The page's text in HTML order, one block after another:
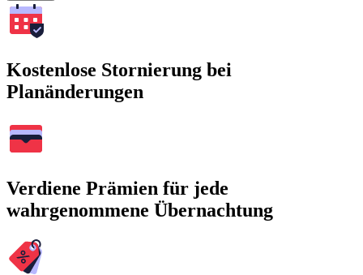
Kostenlose Stornierung bei
Planänderungen
Verdiene Prämien für jede
wahrgenommene Übernachtung